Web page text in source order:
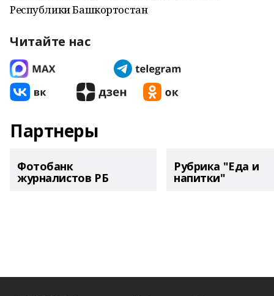
Республики Башкортостан
Читайте нас
Партнеры
Фотобанк
журналистов РБ
Рубрика "Еда и
напитки"